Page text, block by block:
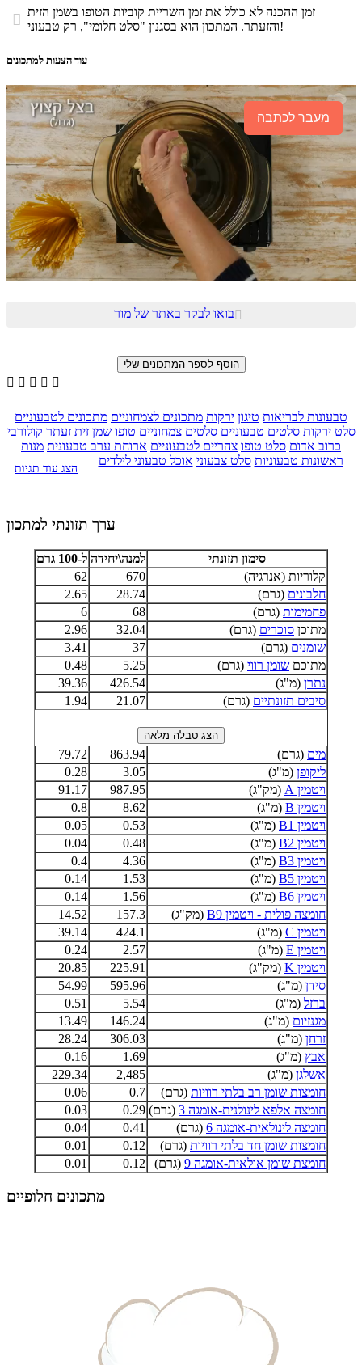
 זמן ההכנה לא כולל את זמן השריית קוביות הטופו בשמן הזית
והזעתר. המתכון הוא בסגנון "סלט חלומי", רק טבעוני!
עוד הצעות למתכונים
מעבר לכתבה
בואו לבקר באתר של מור
    
טבעונות לבריאות טיגון ירקות מתכונים לצמחוניים מתכונים לטבעוניים
סלט ירקות סלטים טבעוניים סלטים צמחוניים טופו שמן זית זעתר קולורבי
כרוב אדום סלט טופו צהריים לטבעוניים ארוחת ערב טבעונית מנות
ראשונות טבעוניות סלט צבעוני אוכל טבעוני לילדים
הצג עוד תגיות
ערך תזונתי למתכון
סימון תזונתי למנה\יחידה ל-100 גרם
קלוריות (אנרגיה)
670
62
חלבונים (גרם) 28.74
2.65
פחמימות (גרם) 68
6
מתוכן סוכרים (גרם) 32.04
2.96
שומנים (גרם) 37
3.41
מתוכם שומן רווי (גרם) 5.25
0.48
נתרן (מ"ג) 426.54
39.36
סיבים תזונתיים (גרם) 21.07
1.94
מים (גרם) 863.94
79.72
ליקופן (מ"ג) 3.05
0.28
ויטמין A
(מק"ג) 987.95
91.17
ויטמין B
(מ"ג) 8.62
0.8
ויטמין B1
(מ"ג) 0.53
0.05
ויטמין B2
(מ"ג) 0.48
0.04
ויטמין B3
(מ"ג) 4.36
0.4
ויטמין B5
(מ"ג) 1.53
0.14
ויטמין B6
(מ"ג) 1.56
0.14
חומצה פולית - ויטמין B9
(מק"ג) 157.3
14.52
ויטמין C
(מ"ג) 424.1
39.14
ויטמין E
(מ"ג) 2.57
0.24
ויטמין K
(מק"ג) 225.91
20.85
סידן (מ"ג) 595.96
54.99
ברזל (מ"ג) 5.54
0.51
מגנזיום (מ"ג) 146.24
13.49
זרחן (מ"ג) 306.03
28.24
אבץ (מ"ג) 1.69
0.16
אשלגן (מ"ג) 2,485
229.34
חומצות שומן רב בלתי רוויות (גרם) 0.7
0.06
חומצה אלפא לינולנית-אומגה 3
(גרם) 0.29
0.03
חומצה לינולאית-אומגה 6
(גרם) 0.41
0.04
חומצות שומן חד בלתי רוויות (גרם) 0.12
0.01
חומצת שומן אולאית-אומגה 9
(גרם) 0.12
0.01
מתכונים חלופיים